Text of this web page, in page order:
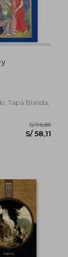
Tapa Blanda,